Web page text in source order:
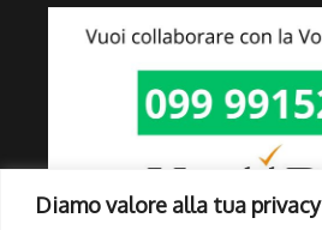
Diamo valore alla tua privacy